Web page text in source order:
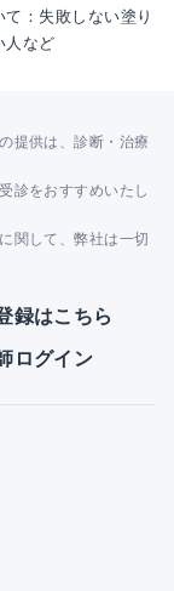
：失敗しない塗り
人など
提供は、診断・治療
診をおすすめいたし
関して、弊社は一切
録はこちら
ログイン